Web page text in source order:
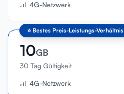
4G-Netzwerk
⭐ Bestes Preis-Leistungs-Verhältnis
10GB
30 Tag Gültigkeit
4G-Netzwerk